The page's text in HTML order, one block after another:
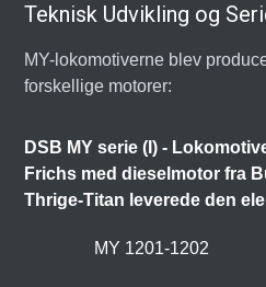
Teknisk Udvikling og
MY-lokomotiverne blev
forskellige motorer:
DSB MY serie (I) -
Frichs med dieselmotor fra
Thrige-Titan leverede den
MY 1201-1202